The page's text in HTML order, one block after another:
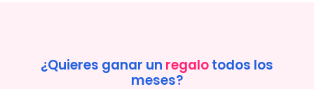
¿Quieres ganar un regalotodos los
meses?